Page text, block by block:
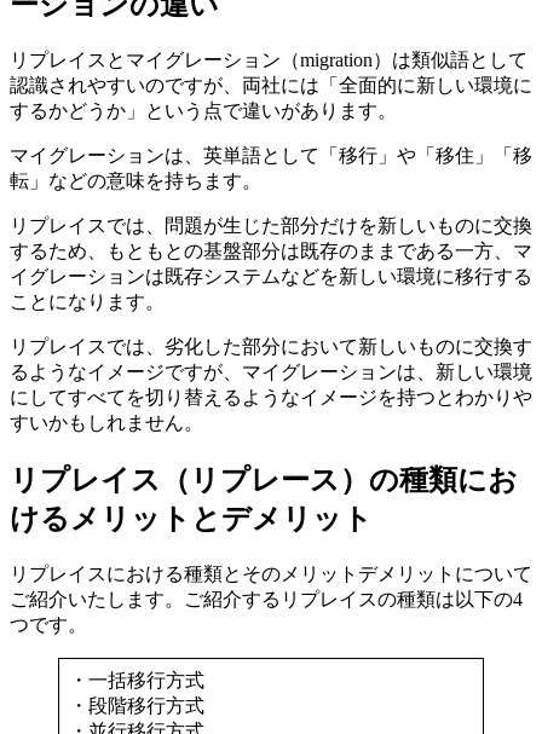
リプレイスとマイグレーション（migration）は類似語として
認識されやすいのですが、両社には「全面的に新しい環境に
するかどうか」という点で違いがあります。
マイグレーションは、英単語として「移行」や「移住」「移
転」などの意味を持ちます。
リプレイスでは、問題が生じた部分だけを新しいものに交換
するため、もともとの基盤部分は既存のままである一方、マ
イグレーションは既存システムなどを新しい環境に移行する
ことになります。
リプレイスでは、劣化した部分において新しいものに交換す
るようなイメージですが、マイグレーションは、新しい環境
にしてすべてを切り替えるようなイメージを持つとわかりや
すいかもしれません。
リプレイス（リプレース）の種類にお
けるメリットとデメリット
リプレイスにおける種類とそのメリットデメリットについて
ご紹介いたします。ご紹介するリプレイスの種類は以下の4
つです。
・一括移行方式
・段階移行方式